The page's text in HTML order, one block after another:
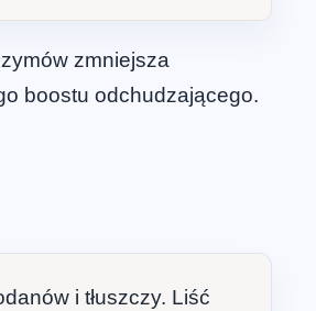
zmniejsza
boostu odchudzającego.
i tłuszczy. Liść